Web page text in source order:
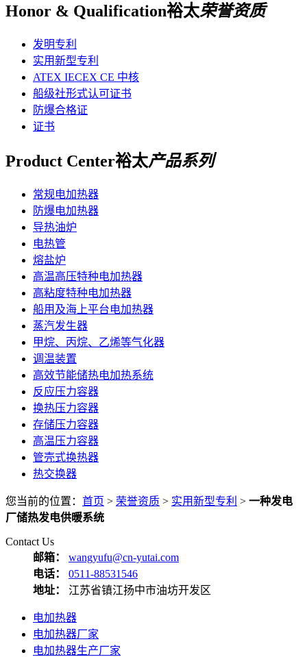
Honor & Qualification裕太荣誉资质
发明专利
实用新型专利
ATEX IECEX CE 中核
船级社形式认可证书
防爆合格证
证书
Product Center裕太产品系列
常规电加热器
防爆电加热器
导热油炉
电热管
熔盐炉
高温高压特种电加热器
高粘度特种电加热器
船用及海上平台电加热器
蒸汽发生器
甲烷、丙烷、乙烯等气化器
调温装置
高效节能储热电加热系统
反应压力容器
换热压力容器
存储压力容器
高温压力容器
管壳式换热器
热交换器
您当前的位置： 首页 > 荣誉资质 > 实用新型专利 > 一种发电
厂储热发电供暖系统
Contact Us
邮箱：
wangyufu@cn-yutai.com
电话：
0511-88531546
地址：
江苏省镇江扬中市油坊开发区
电加热器
电加热器厂家
电加热器生产厂家